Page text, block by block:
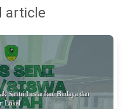
article
Santri Lestarikan Budaya dan
Lokal